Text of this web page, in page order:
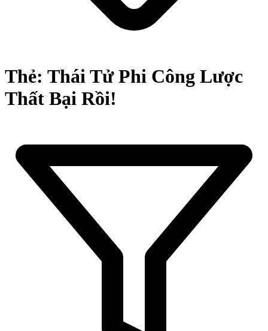
Thẻ: Thái Tử Phi Công Lược
Thất Bại Rồi!